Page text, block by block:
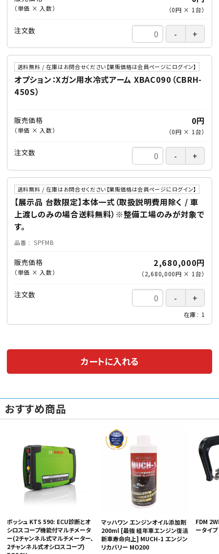
（単価 × 入数） （0円 × 1 台）
注文数
送料無料 / 在庫はお問合せください【業販価格は会員ページにログイン】
オプション：Xガン用水冷式アーム XBAC090（CBRH-
450S）
販売価格
（単価 × 入数）
0円
（0円 × 1 台）
注文数
送料無料 / 在庫はお問合せください【業販価格は会員ページにログイン】
【展示品 台数限定】本体一式（取扱説明費用除く / 車
上渡しのみの場合送料無料）※整備工場のみが対象で
す。
品番 SPFMB
販売価格
（単価 × 入数）
2,680,000円
（2,680,000円 × 1 台）
注文数
在庫 1
カートに入れる
おすすめ商品
ボッシュ KTS 590: ECU診断とオ
シロスコープ機能付マルチメータ
ー(2チャンネル式マルチメーター、
2チャンネル式オシロスコープ)
マッハワン エンジンオイル添加剤
200ml [最強 経年車エンジン復活
新車寿命向上] MUCH-1 エンジン
リカバリー MO200
FDM
ータイ